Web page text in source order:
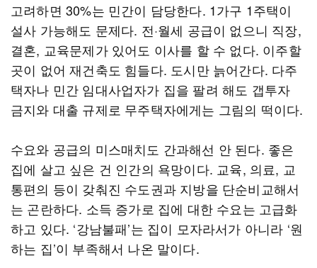
고려하면 30%는 민간이 담당한다. 1가구 1주택이
설사 가능해도 문제다. 전·월세 공급이 없으니 직장,
결혼, 교육문제가 있어도 이사를 할 수 없다. 이주할
곳이 없어 재건축도 힘들다. 도시만 늙어간다. 다주
택자나 민간 임대사업자가 집을 팔려 해도 갭투자
금지와 대출 규제로 무주택자에게는 그림의 떡이다.
수요와 공급의 미스매치도 간과해선 안 된다. 좋은
집에 살고 싶은 건 인간의 욕망이다. 교육, 의료, 교
통편의 등이 갖춰진 수도권과 지방을 단순비교해서
는 곤란하다. 소득 증가로 집에 대한 수요는 고급화
하고 있다. ‘강남불패’는 집이 모자라서가 아니라 ‘원
하는 집’이 부족해서 나온 말이다.